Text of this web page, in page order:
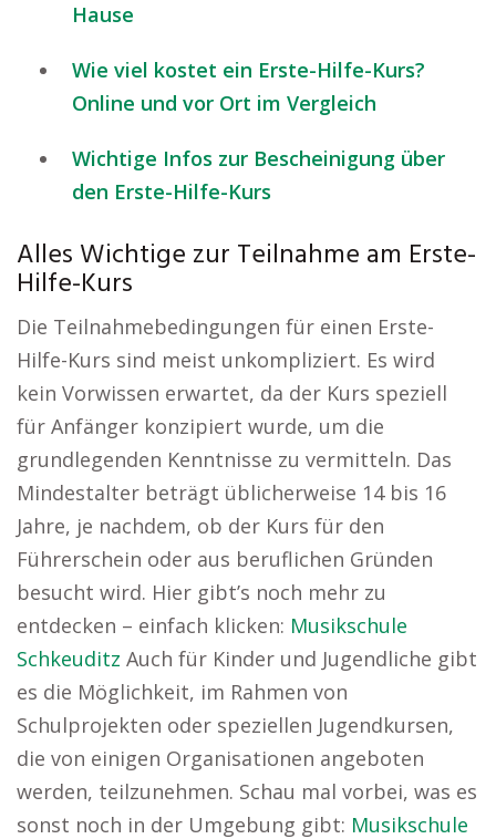
Hause
Wie viel kostet ein Erste-Hilfe-Kurs?
Online und vor Ort im Vergleich
Wichtige Infos zur Bescheinigung über
den Erste-Hilfe-Kurs
Alles Wichtige zur Teilnahme am Erste-
Hilfe-Kurs
Die Teilnahmebedingungen für einen Erste-
Hilfe-Kurs sind meist unkompliziert. Es wird
kein Vorwissen erwartet, da der Kurs speziell
für Anfänger konzipiert wurde, um die
grundlegenden Kenntnisse zu vermitteln. Das
Mindestalter beträgt üblicherweise 14 bis 16
Jahre, je nachdem, ob der Kurs für den
Führerschein oder aus beruflichen Gründen
besucht wird. Hier gibt’s noch mehr zu
entdecken – einfach klicken: Musikschule
Schkeuditz Auch für Kinder und Jugendliche gibt
es die Möglichkeit, im Rahmen von
Schulprojekten oder speziellen Jugendkursen,
die von einigen Organisationen angeboten
werden, teilzunehmen. Schau mal vorbei, was es
sonst noch in der Umgebung gibt: Musikschule